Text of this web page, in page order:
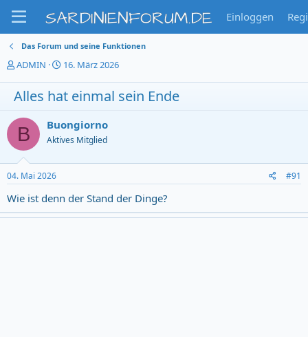
SARDINIENFORUM.DE Einloggen
Das Forum und seine Funktionen
T
e
m
n
s
t
a
r
t
e
r
ADMIN
S
a
r
d
a
u
16. März 2026
Alles hat einmal sein Ende
B Buongiorno
Aktives Mitglied
04. Mai 2026 #91
Wie ist denn der Stand der Dinge?